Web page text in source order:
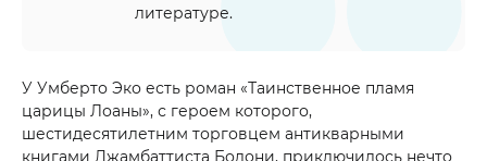
литературе.
У Умберто Эко есть роман «Таинственное пламя
царицы Лоаны», с героем которого,
шестидесятилетним торговцем антикварными
книгами Джамбаттиста Бодони, приключилось нечто